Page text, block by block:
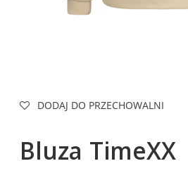
DODAJ DO PRZECHOWALNI
Bluza TimeXX